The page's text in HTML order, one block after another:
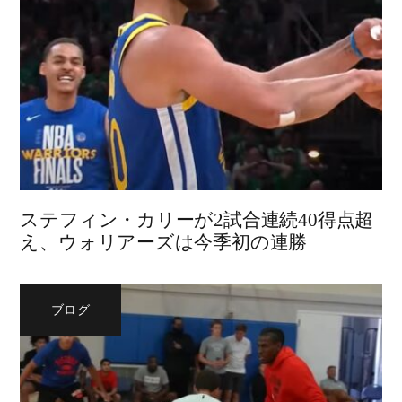
ステフィン・カリーが2試合連続40得点超
え、ウォリアーズは今季初の連勝
ブログ